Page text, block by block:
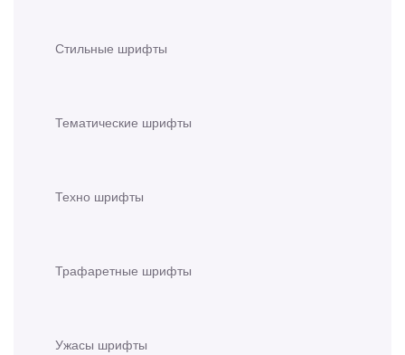
Стильные шрифты
Тематические шрифты
Техно шрифты
Трафаретные шрифты
Ужасы шрифты